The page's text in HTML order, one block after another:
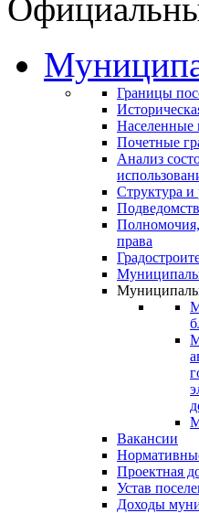
Границы
Населенные
Почетные
Анализ
Структура
права
Вакансии
Проектная
Устав
Доходы